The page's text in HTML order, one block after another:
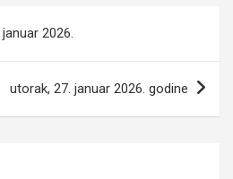
2026.
utorak, 27. januar 2026. godine